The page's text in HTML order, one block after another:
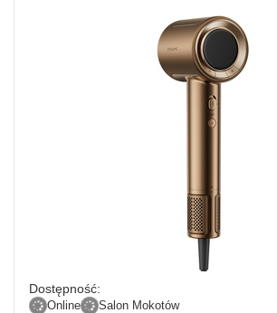
Dostępność:
Online Salon Mokotów